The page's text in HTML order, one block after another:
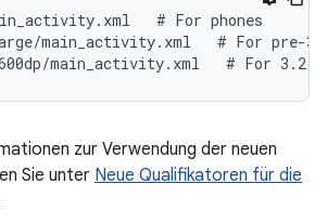
# For phones
main_activity.xml   # For pre-
main_activity.xml   # For 3.2
zur Verwendung der neuen
Sie unter Neue Qualifikatoren für die